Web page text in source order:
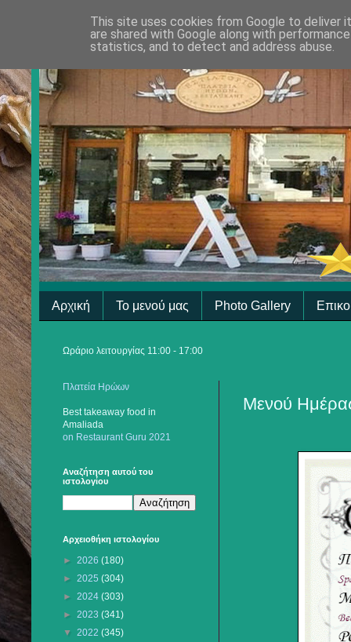
Αρχική Το μενού μας Photo Gallery
Ωράριο λειτουργίας 11:00 - 17:00
Μενού
Πλατεία Ηρώων
Best takeaway food in
Amaliada
on Restaurant Guru 2021
Αναζήτηση αυτού του
ιστολογίου
Αρχειοθήκη ιστολογίου
► 2026 (180)
► 2025 (304)
► 2024 (303)
► 2023 (341)
▼ 2022 (345)
This site uses cookies from Google to deliver
are shared with Google along with
statistics, and to detect and address abuse.